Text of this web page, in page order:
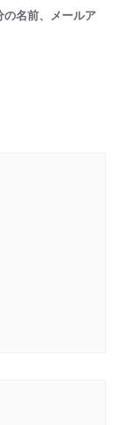
名前、メールア